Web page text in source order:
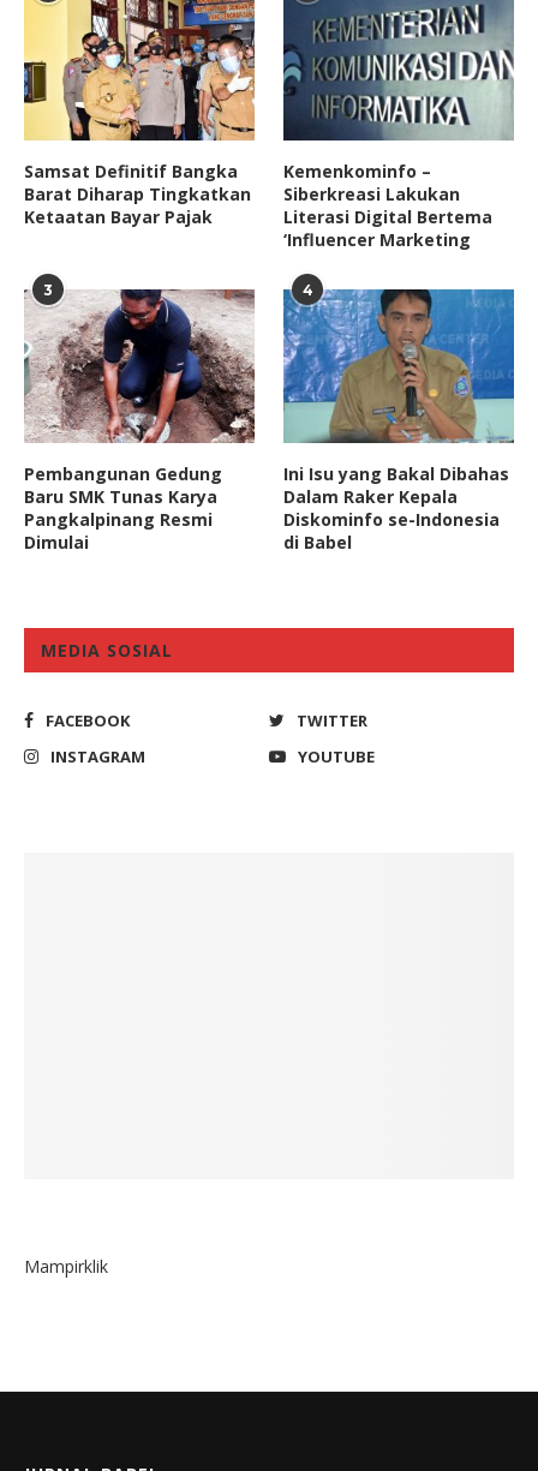
Samsat Definitif Bangka
Barat Diharap Tingkatkan
Ketaatan Bayar Pajak
Kemenkominfo –
Siberkreasi Lakukan
Literasi Digital Bertema
‘Influencer Marketing
3
Pembangunan Gedung
Baru SMK Tunas Karya
Pangkalpinang Resmi
Dimulai
4
Ini Isu yang Bakal Dibahas
Dalam Raker Kepala
Diskominfo se-Indonesia
di Babel
MEDIA SOSIAL
FACEBOOK
TWITTER
INSTAGRAM
YOUTUBE
Mampirklik